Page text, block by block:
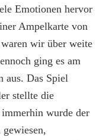
Emotionen hervor
Ampelkarte von
wir über weite
ging es am
aus. Das Spiel
stellte die
wurde der